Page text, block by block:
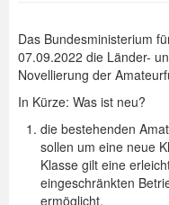
Das Bundesministerium
07.09.2022 die Länder-
Novellierung der
In Kürze: Was ist neu?
die bestehenden
sollen um eine neue
Klasse gilt eine
eingeschränkten
ermöglicht.